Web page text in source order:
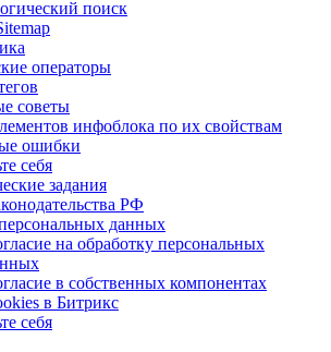
поиск
операторы
советы
инфоблока по их свойствам
ошибки
себя
задания
РФ
данных
на обработку персональных
в собственных компонентах
в Битрикс
себя